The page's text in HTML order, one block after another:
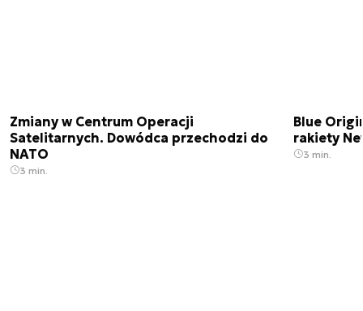
Zmiany w Centrum Operacji
Satelitarnych. Dowódca przechodzi do
NATO
3 min.
Blue
rakiety
3 min.